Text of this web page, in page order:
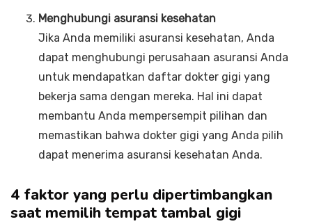
Menghubungi asuransi kesehatan
Jika Anda memiliki asuransi kesehatan, Anda
dapat menghubungi perusahaan asuransi Anda
untuk mendapatkan daftar dokter gigi yang
bekerja sama dengan mereka. Hal ini dapat
membantu Anda mempersempit pilihan dan
memastikan bahwa dokter gigi yang Anda pilih
dapat menerima asuransi kesehatan Anda.
4 faktor yang perlu dipertimbangkan
saat memilih tempat tambal gigi